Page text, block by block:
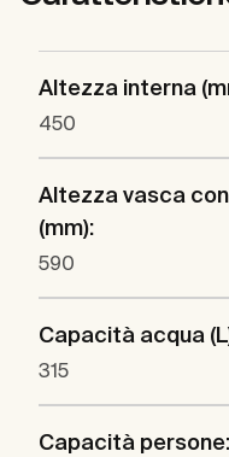
Altezza interna
450
Altezza vasca
(mm):
590
Capacità acqua
315
Capacità persone: